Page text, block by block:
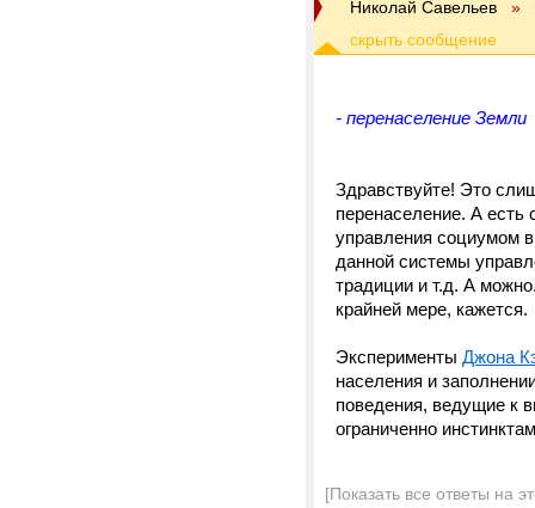
Николай Савельев »
- перенаселение Земли
Здравствуйте! Это
перенаселение. А
управления социумом
данной системы
традиции и т.д. А
крайней мере, кажется.
Эксперименты Джона
населения и
поведения, ведущие к
ограниченно
[Показать все ответы на